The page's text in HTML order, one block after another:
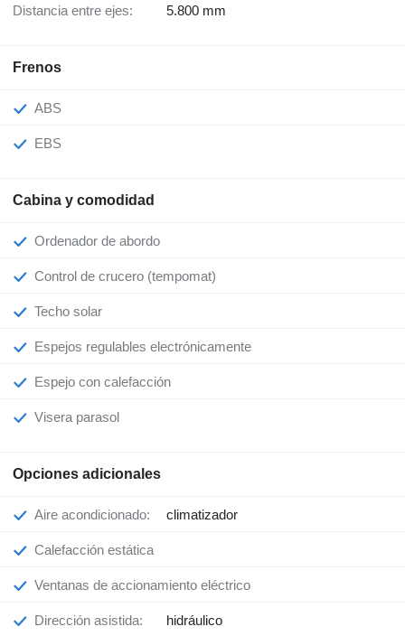
Distancia entre ejes: 5.800 mm
Frenos
ABS
EBS
Cabina y comodidad
Ordenador de abordo
Control de crucero (tempomat)
Techo solar
Espejos regulables electrónicamente
Espejo con calefacción
Visera parasol
Opciones adicionales
Aire acondicionado: climatizador
Calefacción estática
Ventanas de accionamiento eléctrico
Dirección asistida: hidráulico